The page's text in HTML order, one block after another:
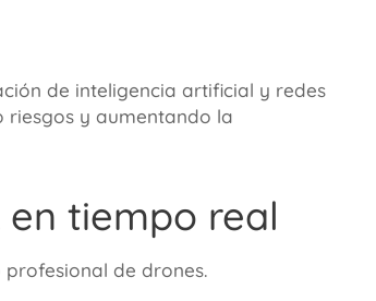
de inteligencia artificial y redes
y aumentando la
tiempo real
de drones.